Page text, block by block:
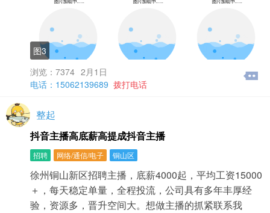
图3
浏览：7374 2月1日
电话：15062139689 拨打电话
整起
抖音主播高底薪高提成抖音主播
招聘 网络/通信/电子 铜山区
徐州铜山新区招聘主播，底薪4000起，平均工资15000
＋，每天稳定单量，全程投流，公司具有多年丰厚经
验，资源多，晋升空间大。想做主播的抓紧联系我